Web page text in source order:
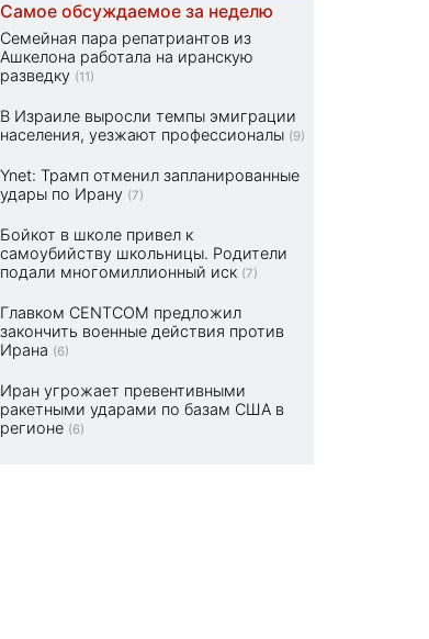
Самое обсуждаемое за неделю
Семейная пара репатриантов из
Ашкелона работала на иранскую
разведку (11)
В Израиле выросли темпы эмиграции
населения, уезжают профессионалы (9)
Ynet: Трамп отменил запланированные
удары по Ирану (7)
Бойкот в школе привел к
самоубийству школьницы. Родители
подали многомиллионный иск (7)
Главком CENTCOM предложил
закончить военные действия против
Ирана (6)
Иран угрожает превентивными
ракетными ударами по базам США в
регионе (6)